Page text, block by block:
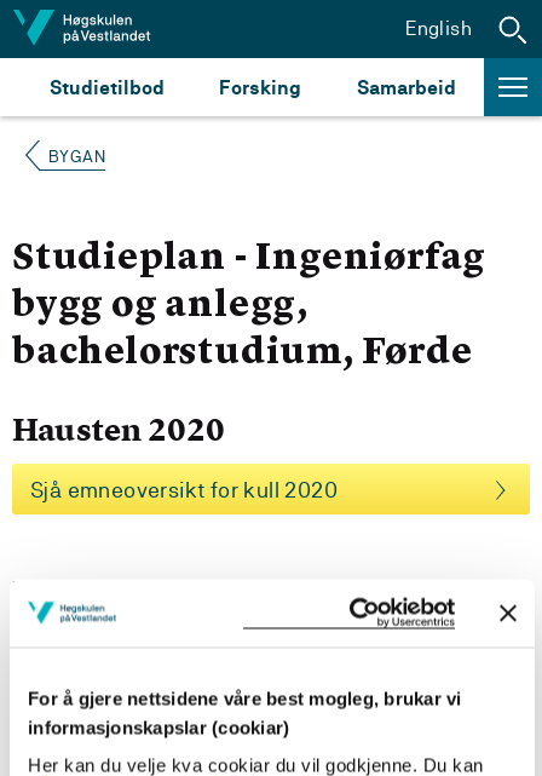
For å gjere nettsidene våre best mogleg, brukar vi
informasjonskapslar (cookiar)
Her kan du velje kva cookiar du vil godkjenne. Du kan
Hopp til innhald
Studietilbod Forsking Samarbeid
English
BYGAN
Studieplan - Ingeniørfag
bygg og anlegg,
bachelorstudium, Førde
Hausten 2020
Sjå emneoversikt for kull 2020
Fleire studieplaner
Kull Hausten 2022